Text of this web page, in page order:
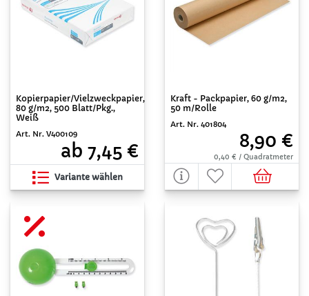
Kopierpapier/Vielzweckpapier,
80 g/m2, 500 Blatt/Pkg.,
Weiß
Art. Nr. V400109
ab 7,45 €
Variante wählen
Kraft - Packpapier, 60 g/m2,
50 m/Rolle
Art. Nr. 401804
8,90 €
0,40 € / Quadratmeter